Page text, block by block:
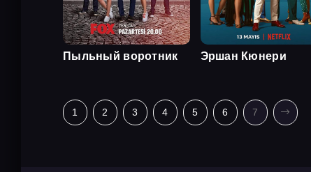
Пыльный воротник Эршан Кюнери
1 2 3 4 5 6 7